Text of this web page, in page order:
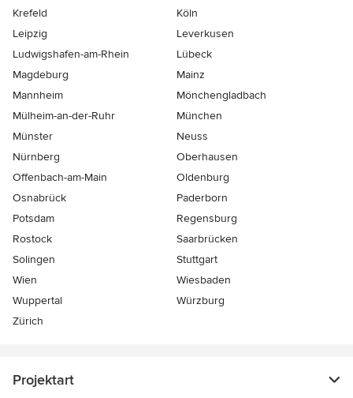
Krefeld
Köln
Leipzig
Leverkusen
Ludwigshafen-am-Rhein
Lübeck
Magdeburg
Mainz
Mannheim
Mönchen­gladbach
Mülheim-an-der-Ruhr
München
Münster
Neuss
Nürnberg
Oberhausen
Offenbach-am-Main
Oldenburg
Osnabrück
Paderborn
Potsdam
Regensburg
Rostock
Saarbrücken
Solingen
Stuttgart
Wien
Wiesbaden
Wuppertal
Würzburg
Zürich
Projektart